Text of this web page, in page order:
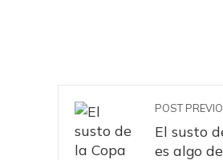
POST PREVIO
El susto
es algo